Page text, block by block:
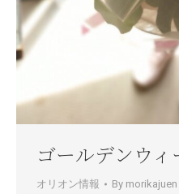
ゴールデンウ
オリオン情報 By morikajuen